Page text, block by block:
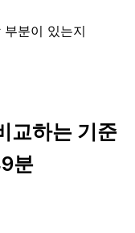
분이 있는지
교하는 기준
분